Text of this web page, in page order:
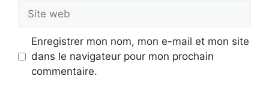
Site
web
Enregistrer mon nom, mon e-mail et mon site
dans le navigateur pour mon prochain
commentaire.